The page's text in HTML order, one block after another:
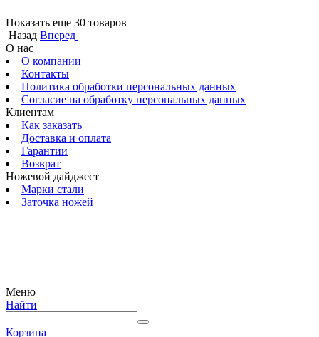
Показать еще 30 товаров
Назад Вперед
О нас
О компании
Контакты
Политика обработки персональных данных
Согласие на обработку персональных данных
Клиентам
Как заказать
Доставка и оплата
Гарантии
Возврат
Ножевой дайджест
Марки стали
Заточка ножей
Меню
Найти
Корзина